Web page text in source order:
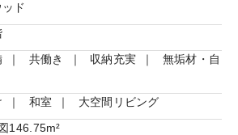
ド
共働き 収納充実
無垢材・自
和室
大空間リビング
146.75m²